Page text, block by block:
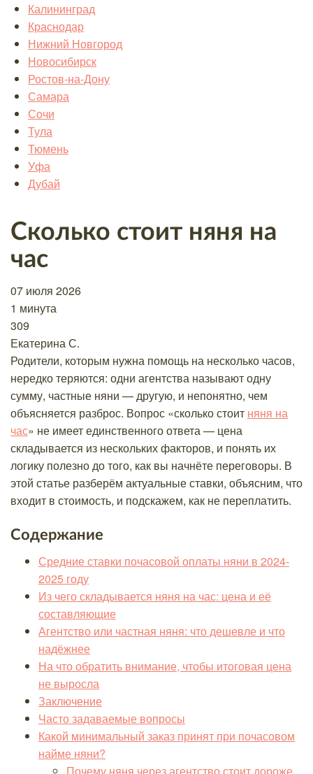
Калининград
Краснодар
Нижний Новгород
Новосибирск
Ростов-на-Дону
Самара
Сочи
Тула
Тюмень
Уфа
Дубай
Сколько стоит няня на
час
07 июля 2026
1 минута
309
Екатерина С.
Родители, которым нужна помощь на несколько часов,
нередко теряются: одни агентства называют одну
сумму, частные няни — другую, и непонятно, чем
объясняется разброс. Вопрос «сколько стоит няня на
час» не имеет единственного ответа — цена
складывается из нескольких факторов, и понять их
логику полезно до того, как вы начнёте переговоры. В
этой статье разберём актуальные ставки, объясним, что
входит в стоимость, и подскажем, как не переплатить.
Содержание
Средние ставки почасовой оплаты няни в 2024-
2025 году
Из чего складывается няня на час: цена и её
составляющие
Агентство или частная няня: что дешевле и что
надёжнее
На что обратить внимание, чтобы итоговая цена
не выросла
Заключение
Часто задаваемые вопросы
Какой минимальный заказ принят при почасовом
найме няни?
Почему няня через агентство стоит дороже,